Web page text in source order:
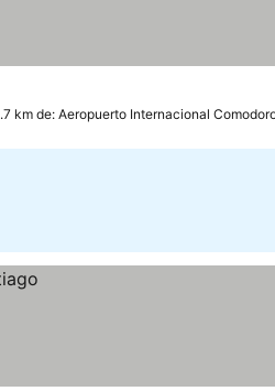
km de: Aeropuerto Internacional